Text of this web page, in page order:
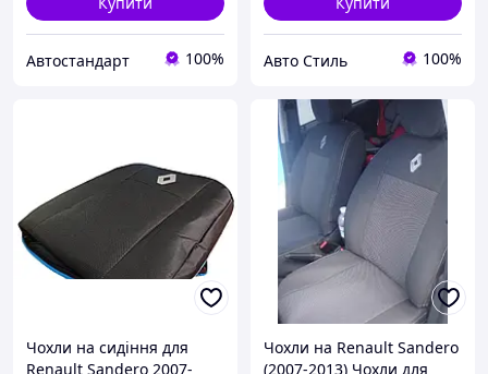
Автостандарт 100% Авто Стиль 100%
Чохли на сидіння для
Renault Sandero 2007-
Чохли на Renault Sandero
(2007-2013) Чохли для